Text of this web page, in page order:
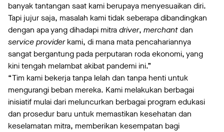
banyak tantangan saat kami berupaya menyesuaikan diri.
Tapi jujur saja, masalah kami tidak seberapa dibandingkan
dengan apa yang dihadapi mitradriver, merchantdan
service providerkami, di mana mata pencahariannya
sangat bergantung pada perputaran roda ekonomi, yang
kini tengah melambat akibat pandemi ini.”
“Tim kami bekerja tanpa lelah dan tanpa henti untuk
mengurangi beban mereka. Kami melakukan berbagai
inisiatif mulai dari meluncurkan berbagai program edukasi
dan prosedur baru untuk memastikan kesehatan dan
keselamatan mitra, memberikan kesempatan bagi